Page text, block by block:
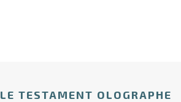
LE TESTAMENT OLOGRAPHE